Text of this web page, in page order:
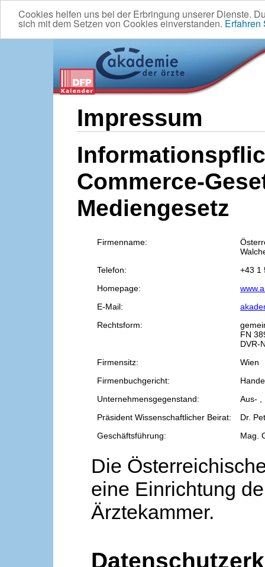
Cookies helfen uns bei der Erbringung unserer Dienste.
sich mit dem Setzen von Cookies einverstanden. Erfahren
Impressum
Commerce-
Mediengesetz
Firmenname:
Telefon:
+43 1
Homepage:
E-Mail:
Rechtsform:
FN
DVR-
Firmensitz:
Wien
Firmenbuchgericht:
Unternehmensgegenstand:
Aus- ,
Präsident Wissenschaftlicher Beirat:
Dr.
Geschäftsführung:
Mag.
Die
eine Einrichtung
Ärztekammer.